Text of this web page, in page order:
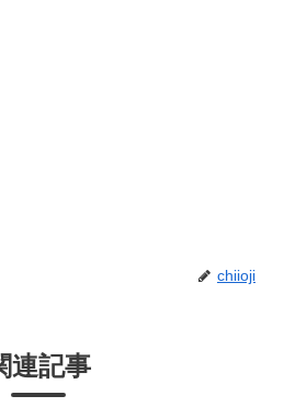
chiioji
連記事